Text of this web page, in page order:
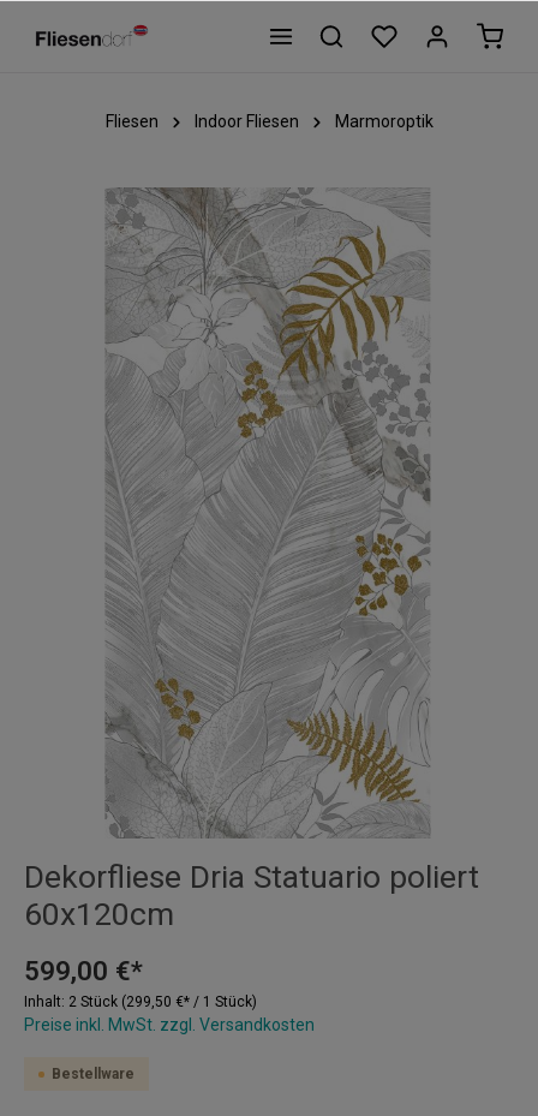
Fliesen Indoor Fliesen Marmoroptik
Dekorfliese Dria Statuario poliert
60x120cm
599,00 €*
Inhalt: 2 Stück (299,50 €* / 1 Stück)
Preise inkl. MwSt. zzgl. Versandkosten
Bestellware